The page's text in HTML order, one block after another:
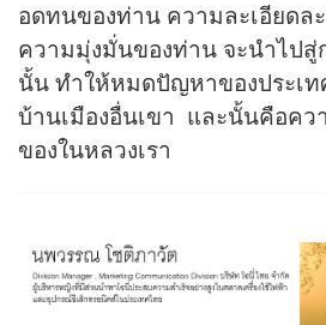
อดทนของท่าน ความละเอียดล
ความมุ่งมั่นของท่าน จะนำไป
นั้น ทำให้หมดปัญหาของประเท
บ้านเมืองอื่นเขา และนั้นคือคว
ของในหลวงเรา